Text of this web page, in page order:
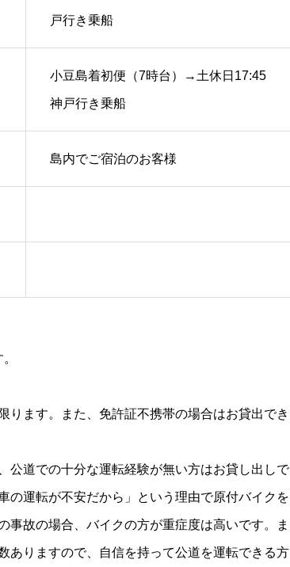
戸行き乗船
小豆島着初便（7時台）→土休日17:45
神戸行き乗船
島内でご宿泊のお客様
ります。また、免許証不携帯の場合はお貸出でき
公道での十分な運転経験が無い方はお貸し出しで
の運転が不安だから」という理由で原付バイクを
事故の場合、バイクの方が重症度は高いです。ま
ありますので、自信を持って公道を運転できる方